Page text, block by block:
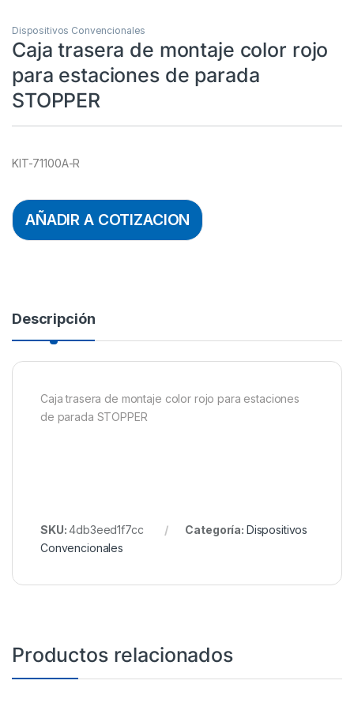
Dispositivos Convencionales
Caja trasera de montaje color rojo
para estaciones de parada
STOPPER
KIT-71100A-R
AÑADIR A COTIZACION
Descripción
Caja trasera de montaje color rojo para estaciones
de parada STOPPER
SKU:4db3eed1f7cc Categoría: Dispositivos
Convencionales
Productos relacionados